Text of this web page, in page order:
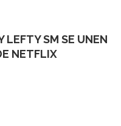
LEFTY SM SE UNEN
NETFLIX